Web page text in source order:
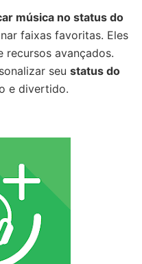
música no status do
faixas favoritas. Eles
recursos avançados.
seu status do
e divertido.